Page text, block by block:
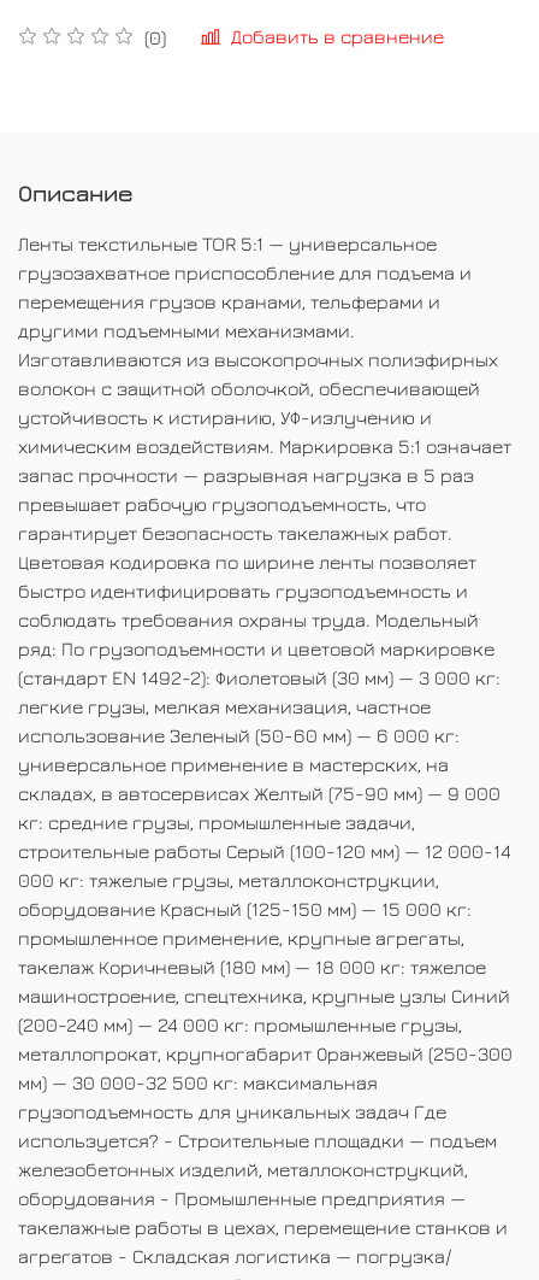
(0) Добавить в сравнение
Описание
Ленты текстильные TOR 5:1 — универсальное
грузозахватное приспособление для подъема и
перемещения грузов кранами, тельферами и
другими подъемными механизмами.
Изготавливаются из высокопрочных полиэфирных
волокон с защитной оболочкой, обеспечивающей
устойчивость к истиранию, УФ-излучению и
химическим воздействиям. Маркировка 5:1 означает
запас прочности — разрывная нагрузка в 5 раз
превышает рабочую грузоподъемность, что
гарантирует безопасность такелажных работ.
Цветовая кодировка по ширине ленты позволяет
быстро идентифицировать грузоподъемность и
соблюдать требования охраны труда. Модельный
ряд: По грузоподъемности и цветовой маркировке
(стандарт EN 1492-2): Фиолетовый (30 мм) — 3 000 кг:
легкие грузы, мелкая механизация, частное
использование Зеленый (50-60 мм) — 6 000 кг:
универсальное применение в мастерских, на
складах, в автосервисах Желтый (75-90 мм) — 9 000
кг: средние грузы, промышленные задачи,
строительные работы Серый (100-120 мм) — 12 000-14
000 кг: тяжелые грузы, металлоконструкции,
оборудование Красный (125-150 мм) — 15 000 кг:
промышленное применение, крупные агрегаты,
такелаж Коричневый (180 мм) — 18 000 кг: тяжелое
машиностроение, спецтехника, крупные узлы Синий
(200-240 мм) — 24 000 кг: промышленные грузы,
металлопрокат, крупногабарит Оранжевый (250-300
мм) — 30 000-32 500 кг: максимальная
грузоподъемность для уникальных задач Где
используется? - Строительные площадки — подъем
железобетонных изделий, металлоконструкций,
оборудования - Промышленные предприятия —
такелажные работы в цехах, перемещение станков и
агрегатов - Складская логистика — погрузка/